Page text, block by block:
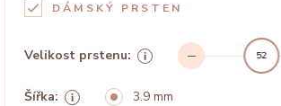
DÁMSKÝ PRSTEN
Velikost prstenu: 52
Šířka: 3.9 mm